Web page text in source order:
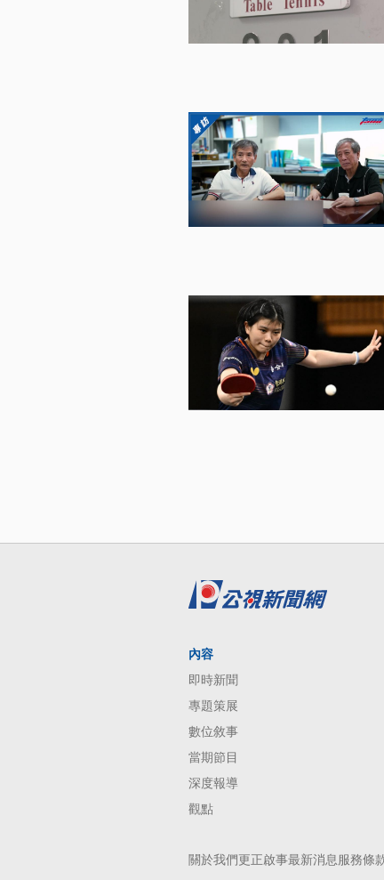
內容
即時新聞
專題策展
數位敘事
當期節目
深度報導
觀點
關於我們更正啟事最新消息服務條